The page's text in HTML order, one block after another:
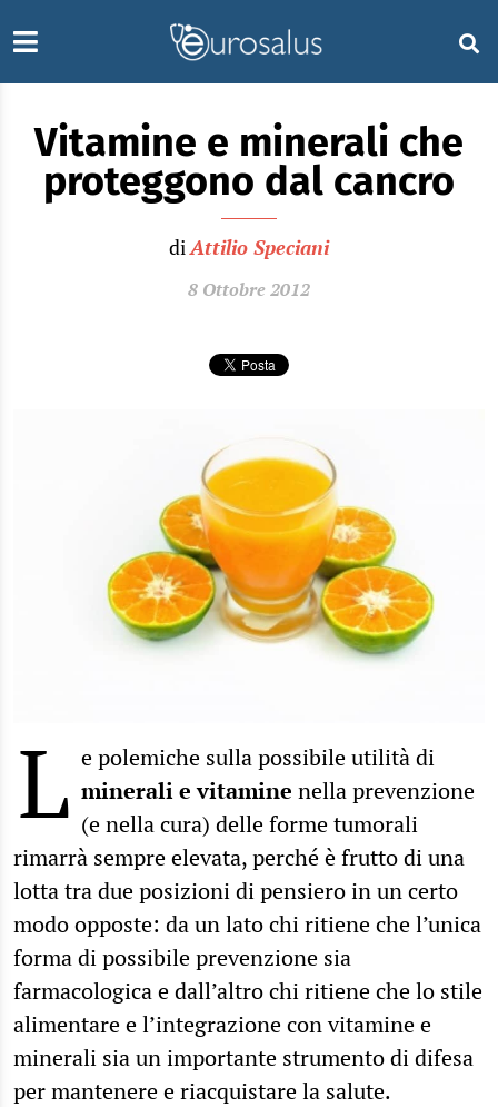
Vitamine e minerali che
proteggono dal cancro
diAttilio Speciani
8 Ottobre 2012
L e polemiche sulla possibile utilità di
minerali e vitamine nella prevenzione
(e nella cura) delle forme tumorali
rimarrà sempre elevata, perché è frutto di una
lotta tra due posizioni di pensiero in un certo
modo opposte: da un lato chi ritiene che l’unica
forma di possibile prevenzione sia
farmacologica e dall’altro chi ritiene che lo stile
alimentare e l’integrazione con vitamine e
minerali sia un importante strumento di difesa
per mantenere e riacquistare la salute.